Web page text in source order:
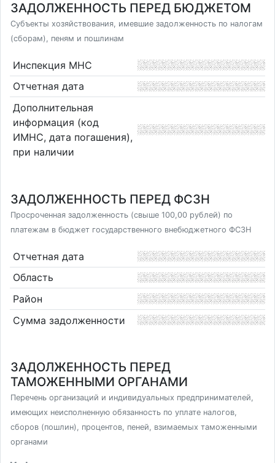
ЗАДОЛЖЕННОСТЬ ПЕРЕД БЮДЖЕТОМ
Субъекты хозяйствования, имевшие задолженность по налогам
(сборам), пеням и пошлинам
Инспекция МНС
Отчетная дата
Дополнительная
информация (код
ИМНС, дата погашения),
при наличии
ЗАДОЛЖЕННОСТЬ ПЕРЕД ФСЗН
Просроченная задолженность (свыше 100,00 рублей) по
платежам в бюджет государственного внебюджетного ФСЗН
Отчетная дата
Область
Район
Сумма задолженности
ЗАДОЛЖЕННОСТЬ ПЕРЕД
ТАМОЖЕННЫМИ ОРГАНАМИ
Перечень организаций и индивидуальных предпринимателей,
имеющих неисполненную обязанность по уплате налогов,
сборов (пошлин), процентов, пеней, взимаемых таможенными
органами